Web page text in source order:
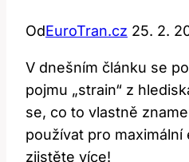
OdEuroTran.cz 25. 2.
V dnešním článku se
pojmu „strain“ z
se, co to vlastně
používat pro
zjistěte více!